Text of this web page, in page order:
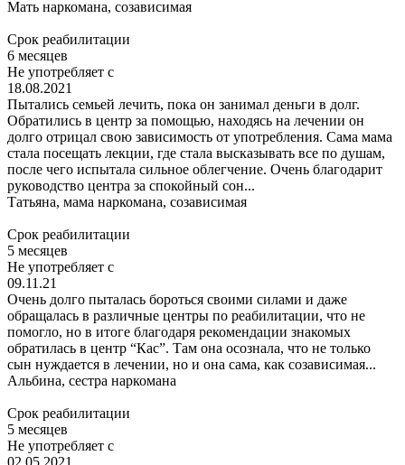
Мать наркомана, созависимая
Срок реабилитации
6 месяцев
Не употребляет с
18.08.2021
Пытались семьей лечить, пока он занимал деньги в долг.
Обратились в центр за помощью, находясь на лечении он
долго отрицал свою зависимость от употребления. Сама мама
стала посещать лекции, где стала высказывать все по душам,
после чего испытала сильное облегчение. Очень благодарит
руководство центра за спокойный сон...
Татьяна, мама наркомана, созависимая
Срок реабилитации
5 месяцев
Не употребляет с
09.11.21
Очень долго пыталась бороться своими силами и даже
обращалась в различные центры по реабилитации, что не
помогло, но в итоге благодаря рекомендации знакомых
обратилась в центр “Кас”. Там она осознала, что не только
сын нуждается в лечении, но и она сама, как созависимая...
Альбина, сестра наркомана
Срок реабилитации
5 месяцев
Не употребляет с
02.05.2021